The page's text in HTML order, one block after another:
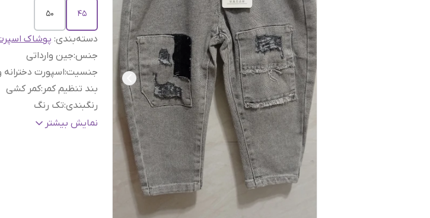
45
50
دسته‌بندی:پوشاک
جنس:جین وارداتی
جنسیت:اسپورت دخترانه
بند تنظیم کمر :کمر کشی
رنگبندی:تک رنگ
قابلیت شستشو در
نمایش بیشتر